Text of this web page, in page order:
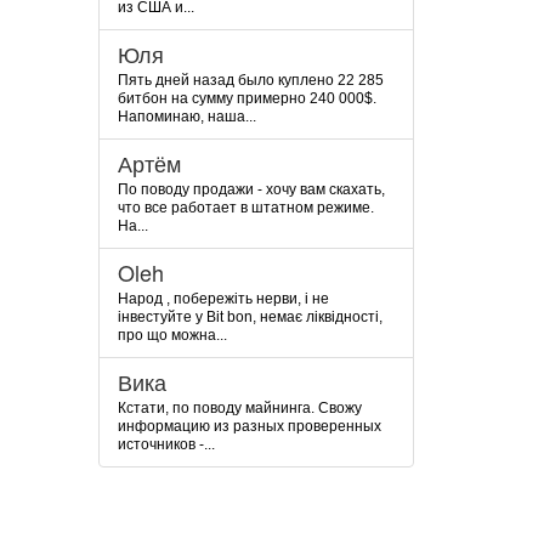
из США и...
Юля
Пять дней назад было куплено 22 285
битбон на сумму примерно 240 000$.
Напоминаю, наша...
Артём
По поводу продажи - хочу вам скахать,
что все работает в штатном режиме.
На...
Oleh
Народ , побережіть нерви, і не
інвестуйте у Bit bon, немає ліквідності,
про що можна...
Вика
Кстати, по поводу майнинга. Свожу
информацию из разных проверенных
источников -...